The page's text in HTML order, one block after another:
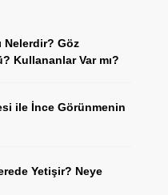
Nelerdir? Göz
Kullananlar Var mı?
ile İnce Görünmenin
Yetişir? Neye